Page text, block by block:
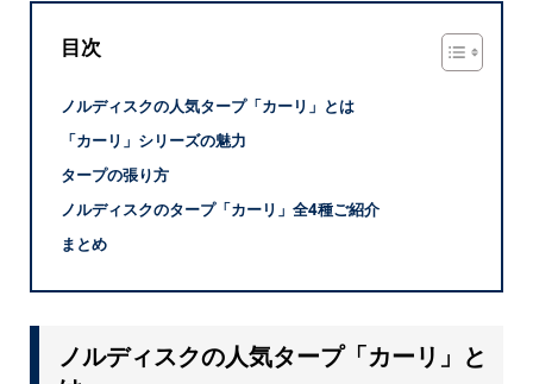
目次
ノルディスクの人気タープ「カーリ」とは
「カーリ」シリーズの魅力
タープの張り方
ノルディスクのタープ「カーリ」全4種ご紹介
まとめ
ノルディスクの人気タープ「カーリ」と